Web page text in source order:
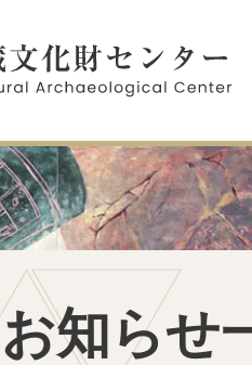
お知らせ